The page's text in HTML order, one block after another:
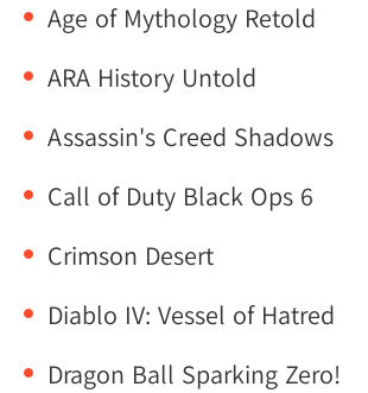
Age of Mythology Retold
ARA History Untold
Assassin's Creed Shadows
Call of Duty Black Ops 6
Crimson Desert
Diablo IV: Vessel of Hatred
Dragon Ball Sparking Zero!